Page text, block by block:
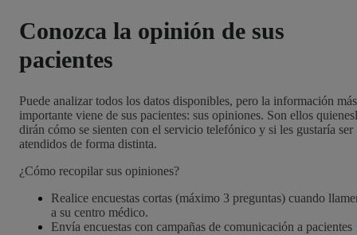
Conozca la opinión de sus
pacientes
Puede analizar todos los datos disponibles, pero la información más
importante viene de sus pacientes: sus opiniones. Son ellos
dirán cómo se sienten con el servicio telefónico y si les gustaría ser
atendidos de forma distinta.
¿Cómo recopilar sus opiniones?
Realice encuestas cortas (máximo 3 preguntas) cuando
a su centro médico.
Envía encuestas con campañas de comunicación a pacientes